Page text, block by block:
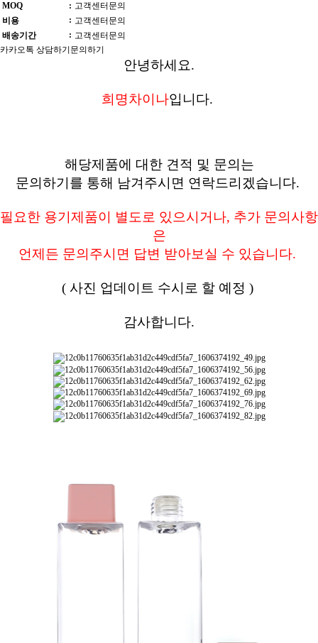
MOQ
: 고객센터문의
비용
: 고객센터문의
배송기간
: 고객센터문의
카카오톡 상담하기 문의하기
안녕하세요.
희명차이나입니다.
해당제품에 대한 견적 및 문의는
문의하기를 통해 남겨주시면 연락드리겠습니다.
필요한 용기제품이 별도로 있으시거나, 추가 문의사항
은
언제든 문의주시면 답변 받아보실 수 있습니다.
( 사진 업데이트 수시로 할 예정 )
감사합니다.